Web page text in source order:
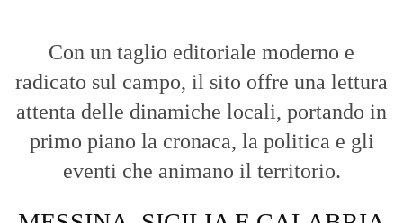
Con un taglio editoriale moderno e
radicato sul campo, il sito offre una lettura
attenta delle dinamiche locali, portando in
primo piano la cronaca, la politica e gli
eventi che animano il territorio.